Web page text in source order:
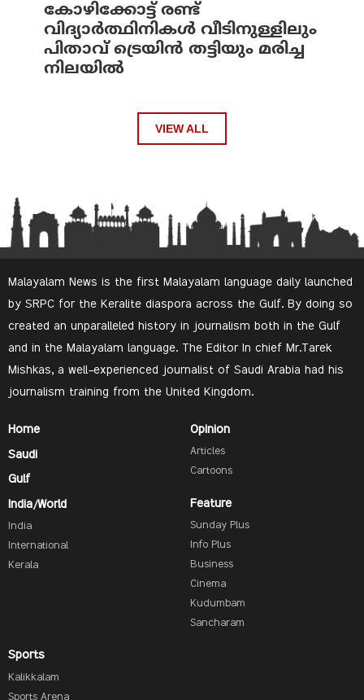
കോഴിക്കോട്ട് രണ്ട്
വിദ്യാർത്ഥിനികൾ വീടിനുള്ളിലും
പിതാവ് ട്രെയിൻ തട്ടിയും മരിച്ച
നിലയിൽ
VIEW ALL
Malayalam News is the first Malayalam language daily launched
by SRPC for the Keralite diaspora across the Gulf. By doing so
created an unparalleled history in journalism both in the Gulf
and in the Malayalam language. The Editor In chief Mr.Tarek
Mishkas, a well-experienced journalist of Saudi Arabia had his
journalism training from the United Kingdom.
Home
Saudi
Gulf
India/World
India
International
Kerala
Opinion
Articles
Cartoons
Feature
Sunday Plus
Info Plus
Business
Cinema
Kudumbam
Sancharam
Sports
Kalikkalam
Sports Arena